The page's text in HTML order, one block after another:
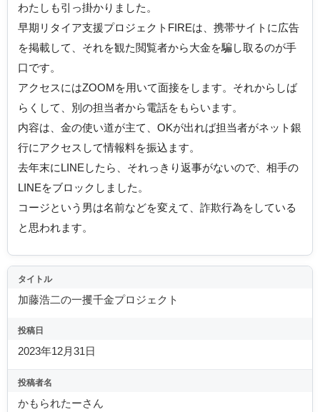
わたしも引っ掛かりました。
早期リタイア支援プロジェクトFIREは、携帯サイトに広告
を掲載して、それを観た閲覧者から大金を騙し取るのが手
口です。
アクセスにはZOOMを用いて面接をします。それからしば
らくして、別の担当者から電話をもらいます。
内容は、金の使い道が主て、OKが出れば担当者がネット銀
行にアクセスして情報料を振込ます。
去年末にLINEしたら、それっきり返事がないので、相手の
LINEをブロックしました。
コージという男は名前などを変えて、詐欺行為をしている
と思われます。
タイトル
加藤浩二の一攫千金プロジェクト
投稿日
2023年12月31日
投稿者名
かもられたーさん